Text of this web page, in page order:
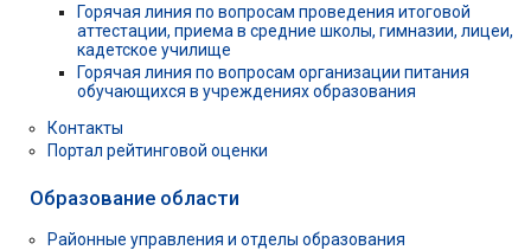
Горячая линия по вопросам проведения итоговой
аттестации, приема в средние школы, гимназии, лицеи,
кадетское училище
Горячая линия по вопросам организации питания
обучающихся в учреждениях образования
Контакты
Портал рейтинговой оценки
Образование области
Районные управления и отделы образования